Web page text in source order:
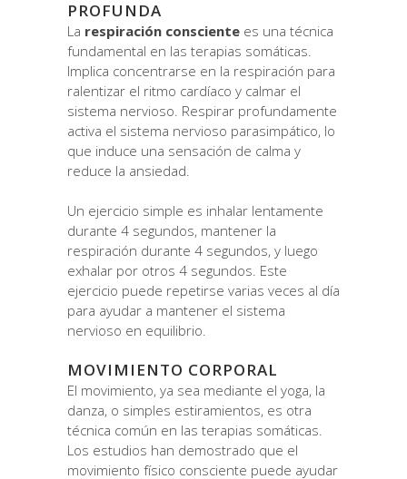
PROFUNDA
La respiración consciente es una técnica
fundamental en las terapias somáticas.
Implica concentrarse en la respiración para
ralentizar el ritmo cardíaco y calmar el
sistema nervioso. Respirar profundamente
activa el sistema nervioso parasimpático, lo
que induce una sensación de calma y
reduce la ansiedad.
Un ejercicio simple es inhalar lentamente
durante 4 segundos, mantener la
respiración durante 4 segundos, y luego
exhalar por otros 4 segundos. Este
ejercicio puede repetirse varias veces al día
para ayudar a mantener el sistema
nervioso en equilibrio.
MOVIMIENTO CORPORAL
El movimiento, ya sea mediante el yoga, la
danza, o simples estiramientos, es otra
técnica común en las terapias somáticas.
Los estudios han demostrado que el
movimiento físico consciente puede ayudar